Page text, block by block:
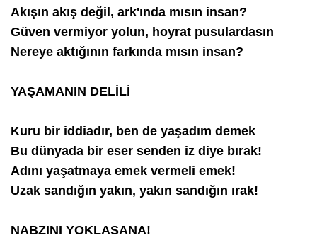
Akışın akış değil, ark'ında mısın insan?
Güven vermiyor yolun, hoyrat pusulardasın
Nereye aktığının farkında mısın insan?
YAŞAMANIN DELİLİ
Kuru bir iddiadır, ben de yaşadım demek
Bu dünyada bir eser senden iz diye bırak!
Adını yaşatmaya emek vermeli emek!
Uzak sandığın yakın, yakın sandığın ırak!
NABZINI YOKLASANA!